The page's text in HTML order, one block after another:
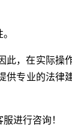
，在实际操
专业的法律
进行咨询！